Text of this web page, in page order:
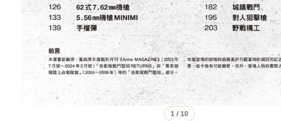
1 / 10